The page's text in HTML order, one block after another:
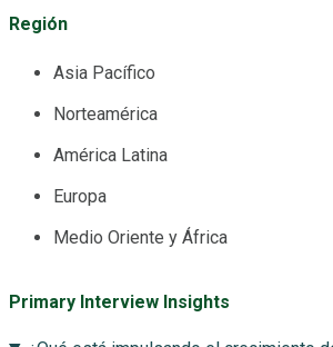
Región
Asia Pacífico
Norteamérica
América Latina
Europa
Medio Oriente y África
Primary Interview Insights